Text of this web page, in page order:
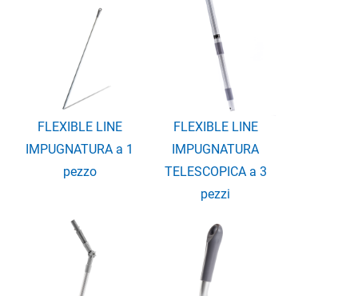
FLEXIBLE LINE
IMPUGNATURA a 1
pezzo
FLEXIBLE LINE
IMPUGNATURA
TELESCOPICA a 3
pezzi